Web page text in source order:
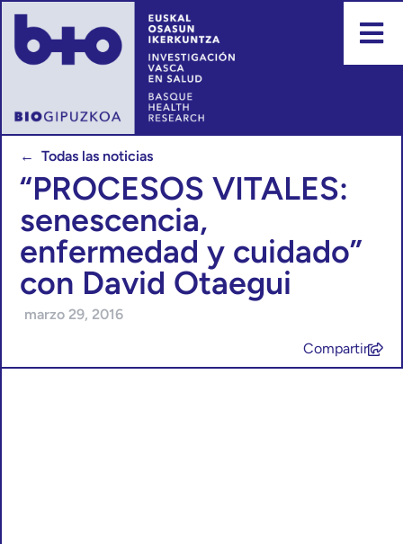
← Todas las noticias
“PROCESOS VITALES:
senescencia,
enfermedad y cuidado”
con David Otaegui
marzo 29, 2016
Compartir